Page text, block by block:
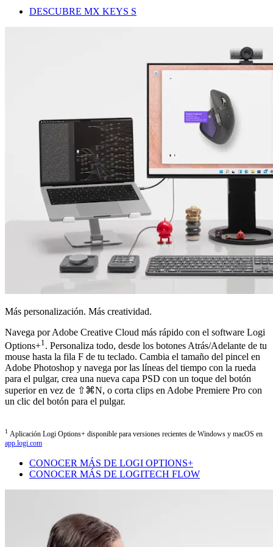
DESCUBRE MX KEYS S
Más personalización. Más creatividad.
Navega por Adobe Creative Cloud más rápido con el software Logi
Options+1 . Personaliza todo, desde los botones Atrás/Adelante de tu
mouse hasta la fila F de tu teclado. Cambia el tamaño del pincel en
Adobe Photoshop y navega por las líneas del tiempo con la rueda
para el pulgar, crea una nueva capa PSD con un toque del botón
superior en vez de ⇧⌘N, o corta clips en Adobe Premiere Pro con
un clic del botón para el pulgar.
1 Aplicación Logi Options+ disponible para versiones recientes de Windows y macOS en
app.logi.com
CONOCER MÁS DE LOGI OPTIONS+
CONOCER MÁS DE LOGITECH FLOW